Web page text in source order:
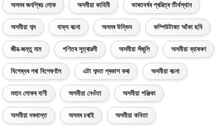
অসমৰ জনপ্ৰিয় লোক অসমীয়া কাহিনী ভাৰতবৰ্ষৰ প্ৰৱিত্ৰ তীৰ্থস্থান
অসমীয়া শব্দ বাক্য ৰচনা অসমৰ উদ্ভিদ কম্পিউটাৰত আঁকা ছবি
জীৱ-জন্তু নাম গণিতৰ সূত্ৰাৱলী অসমীয়া সঁজুলি অসমীয়া ব্যাকৰণ
বিশেষ্যৰ পৰা বিশেষণলৈ এটা শব্দত প্ৰকাশ কৰা অসমীয়া ৰচনা
মহান লোকৰ বাণী অসমীয়া নেওঁতা অসমীয়া পঞ্জিকা
অসমীয়া দৰখাস্ত অসমৰ চৰাই অসমীয়া কবিতা